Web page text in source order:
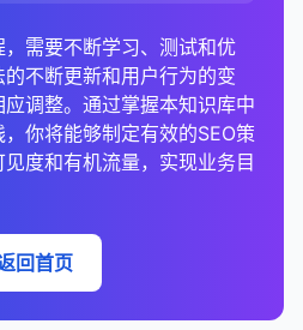
率（通过参与率间接反映）
率在定义和计算方法上有显
面的参与度评估方法，考虑
转化等多个因素，而不仅仅
化反映了现代网站（特别是
点，提供了更准确的用户参
关重要。
中移除特定URL。
等紧急情况。
最佳实践
了解重要问题。
Analytics）进行综合分
设备的流量、跳出率、
和机会。
表板
于对SEO最重要的指标。
中展示关键的SEO指标和趋
链接结构。
量、质量和多样性。
源。
：免费的可视化工具，可以
智能和可视化工具。
：SEO工具通常包含内置
）以确定主导的搜索意
与搜索意图匹配。
组，便于内容规划。
个核心主题或概念。
、未优化的资源、渲染阻塞
LCP、FID、CLS问题。
（Time to First Byte）问
来源：
要链接来源。
高质量链接机会。
略
容类型和链接获取方法。
内容。
相关性。
内容。
相似性。
高内容独特性。
容更新频率。
鲜度和时效性。
策略
需要不断学习、测试和优
不断更新和用户行为的变
调整。通过掌握本知识库中
你将能够制定有效的SEO策
度和有机流量，实现业务目
回首页